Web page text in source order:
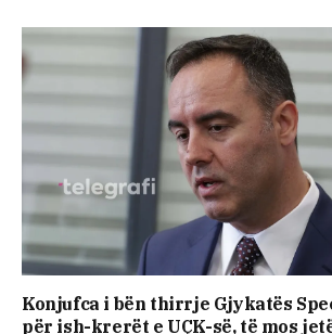
Konjufca i bën thirrje Gjykatës
për ish-krerët e UÇK-së, të mos